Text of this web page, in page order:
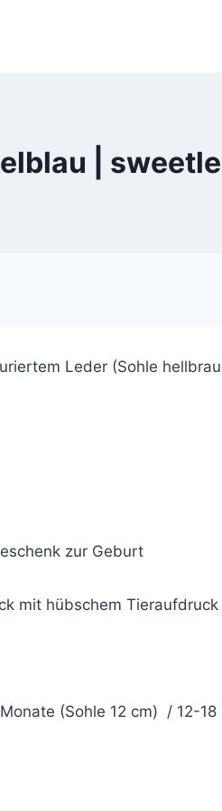
|
Leder (Sohle
zur Geburt
mit hübschem
(Sohle 12 cm) / 12-